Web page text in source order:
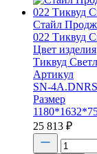
Стайл
022 Тиквуд
Цвет изделия
Тиквуд
Артикул
SN-
Размер
25 813 ₽